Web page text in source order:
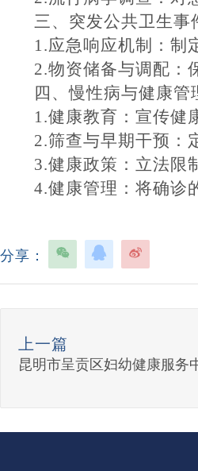
三、突发公共卫生事
1.应急响应机制：制
2.物资储备与调配：
四、慢性病与健康管
1.健康教育：宣传健
2.筛查与早期干预：
3.健康政策：立法限
4.健康管理：将确诊
分享：
上一篇
昆明市呈贡区妇幼健康服务